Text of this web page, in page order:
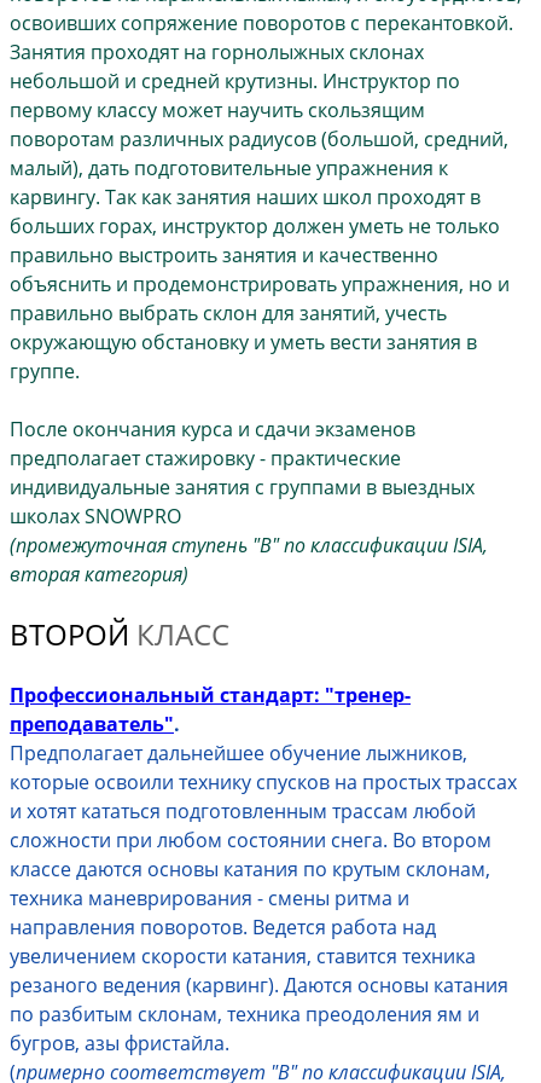
освоивших сопряжение поворотов с перекантовкой.
Занятия проходят на горнолыжных склонах
небольшой и средней крутизны. Инструктор по
первому классу может научить скользящим
поворотам различных радиусов (большой, средний,
малый), дать подготовительные упражнения к
карвингу. Так как занятия наших школ проходят в
больших горах, инструктор должен уметь не только
правильно выстроить занятия и качественно
объяснить и продемонстрировать упражнения, но и
правильно выбрать склон для занятий, учесть
окружающую обстановку и уметь вести занятия в
группе.
После окончания курса и сдачи экзаменов
предполагает стажировку - практические
индивидуальные занятия с группами в выездных
школах SNOWPRO
(промежуточная ступень "В" по классификации ISIA,
вторая категория)
ВТОРОЙ КЛАСС
Профессиональный стандарт: "тренер-
преподаватель".
Предполагает дальнейшее обучение лыжников,
которые освоили технику спусков на простых трассах
и хотят кататься подготовленным трассам любой
сложности при любом состоянии снега. Во втором
классе даются основы катания по крутым склонам,
техника маневрирования - смены ритма и
направления поворотов. Ведется работа над
увеличением скорости катания, ставится техника
резаного ведения (карвинг). Даются основы катания
по разбитым склонам, техника преодоления ям и
бугров, азы фристайла.
(примерно соответствует "В" по классификации ISIA,